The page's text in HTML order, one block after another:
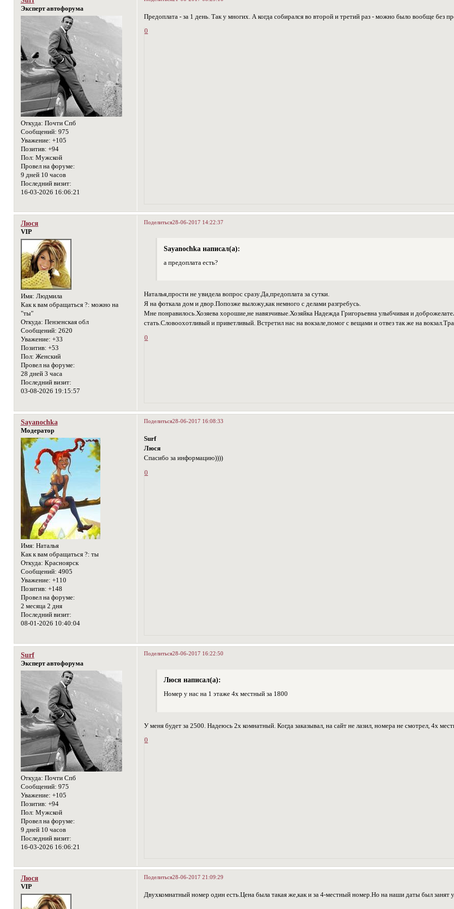
Эксперт автофорума
Откуда: Почти Спб
Сообщений: 975
Уважение: +105
Позитив: +94
Пол: Мужской
Провел на форуме:
9 дней 10 часов
Последний визит:
16-03-2026 16:06:21
Предоплата - за 1 день. Так у многих. А когда собирался во второй и третий раз - можно было вообще без
0
Поделиться28-06-2017 14:22:37
Люся
VIP
Имя: Людмила
Как к вам обращаться ?: можно на
"ты"
Откуда: Пензенская обл
Сообщений: 2620
Уважение: +33
Позитив: +53
Пол: Женский
Провел на форуме:
28 дней 3 часа
Последний визит:
03-08-2026 19:15:57
Sayanochka написал(а):
а предоплата есть?
Наталья,прости не увидела вопрос сразу.Да,предоплата за сутки.
Я на фоткала дом и двор.Попозже выложу,как немного с делами разгребусь.
Мне понравилось.Хозяева хорошие,не навязчивые.Хозяйка Надежда Григорьевна улыбчивая и
стать.Словоохотливый и приветливый. Встретил нас на вокзале,помог с вещами и отвез так же на
0
Поделиться28-06-2017 16:08:33
Sayanochka
Модератор
Имя: Наталья
Как к вам обращаться ?: ты
Откуда: Красноярск
Сообщений: 4905
Уважение: +110
Позитив: +148
Провел на форуме:
2 месяца 2 дня
Последний визит:
08-01-2026 10:40:04
Surf
Люся
Спасибо за информацию))))
0
Поделиться28-06-2017 16:22:50
Surf
Эксперт автофорума
Откуда: Почти Спб
Сообщений: 975
Уважение: +105
Позитив: +94
Пол: Мужской
Провел на форуме:
9 дней 10 часов
Последний визит:
16-03-2026 16:06:21
Люся написал(а):
Номер у нас на 1 этаже 4х местный за 1800
У меня будет за 2500. Надеюсь 2х комнатный. Когда заказывал, на сайт не лазил, номера не смотрел, 4х
0
Поделиться28-06-2017 21:09:29
Люся
VIP
Двухкомнатный номер один есть.Цена была такая же,как и за 4-местный номер.Но на наши даты был занят